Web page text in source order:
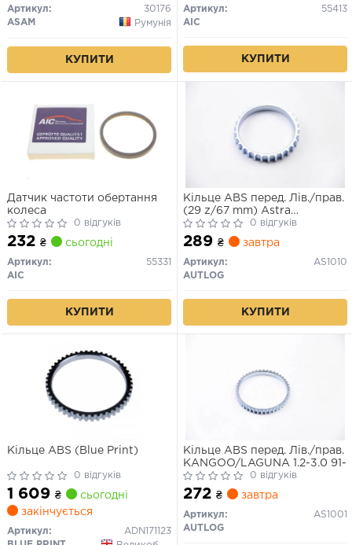
Артикул:
30176
ASAM
Румунія
КУПИТИ
Артикул:
55413
AIC
КУПИТИ
Датчик частоти обертання
колеса
0 відгуків
232 ₴ сьогодні
Артикул:
55331
AIC
КУПИТИ
Кільце ABS перед. Лів./прав.
(29 z/67 mm) Astra
F/G/Kadett E/Vectra A/B 87-
05
0 відгуків
289 ₴ завтра
Артикул:
AS1010
AUTLOG
КУПИТИ
Кільце ABS (Blue Print)
0 відгуків
1 609 ₴
сьогодні
закінчується
Артикул:
ADN171123
Кільце ABS перед. Лів./прав.
KANGOO/LAGUNA 1.2-3.0 91-
0 відгуків
272 ₴ завтра
Артикул:
AS1001
AUTLOG